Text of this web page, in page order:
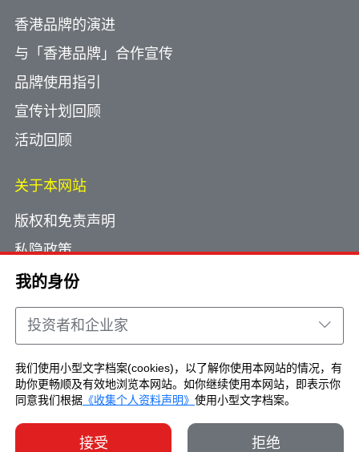
我的身份
投资者和企业家
我们使用小型文字档案(cookies)，以了解你使用本网站的情况，有
助你更畅顺及有效地浏览本网站。如你继续使用本网站，即表示你
同意我们根据 《收集个人资料声明》 使用小型文字档案。
接受 拒绝
香港品牌的演进
与「香港品牌」合作宣传
品牌使用指引
宣传计划回顾
活动回顾
关于本网站
版权和免责声明
私隐政策
使用小型文字档案
网页指南
联络我们
Copyright © Brand Hong Kong. All Rights
Reserved.